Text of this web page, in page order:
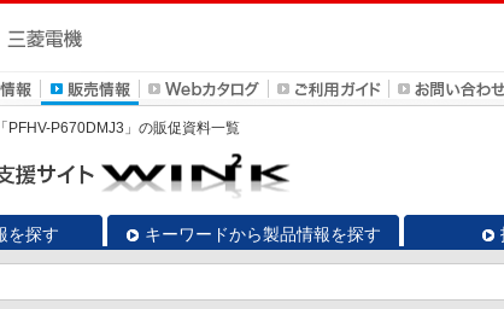
「PFHV-P670DMJ3」の販促資料一覧
を探す キーワードから製品情報を探す